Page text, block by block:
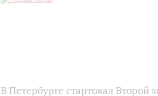
В Петербурге стартовал